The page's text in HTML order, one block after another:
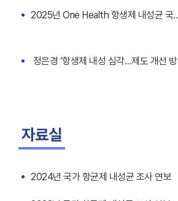
2025년 One Health 항생제 내성균 국제 심포지엄
정은경 ‘항생제 내성 심각…제도 개선 방안 마련’
자료실
2024년 국가 항균제 내성균 조사 연보